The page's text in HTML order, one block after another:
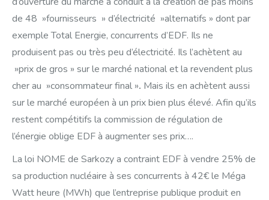
de 48 »fournisseurs » d’électricité »alternatifs » dont par
exemple Total Energie, concurrents d’EDF. Ils ne
produisent pas ou très peu d’électricité. Ils l’achètent au
»prix de gros » sur le marché national et la revendent plus
cher au »consommateur final ». Mais ils en achètent aussi
sur le marché européen à un prix bien plus élevé. Afin qu’ils
restent compétitifs la commission de régulation de
l’énergie oblige EDF à augmenter ses prix….
La loi NOME de Sarkozy a contraint EDF à vendre 25% de
sa production nucléaire à ses concurrents à 42€ le Méga
Watt heure (MWh) que l’entreprise publique produit en